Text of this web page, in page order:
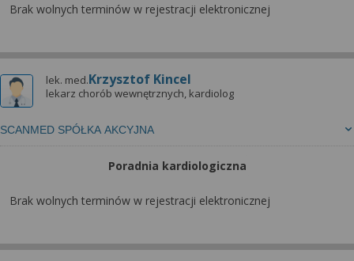
Brak wolnych terminów w rejestracji elektronicznej
lek. med.Krzysztof Kincel
lekarz chorób wewnętrznych, kardiolog
SCANMED SPÓŁKA AKCYJNA
Poradnia kardiologiczna
Brak wolnych terminów w rejestracji elektronicznej